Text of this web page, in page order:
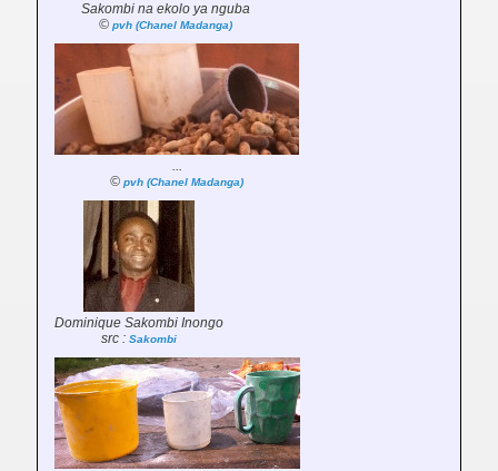
Sakombi na ekolo ya nguba
© pvh (Chanel Madanga)
...
© pvh (Chanel Madanga)
Dominique Sakombi Inongo
src : Sakombi